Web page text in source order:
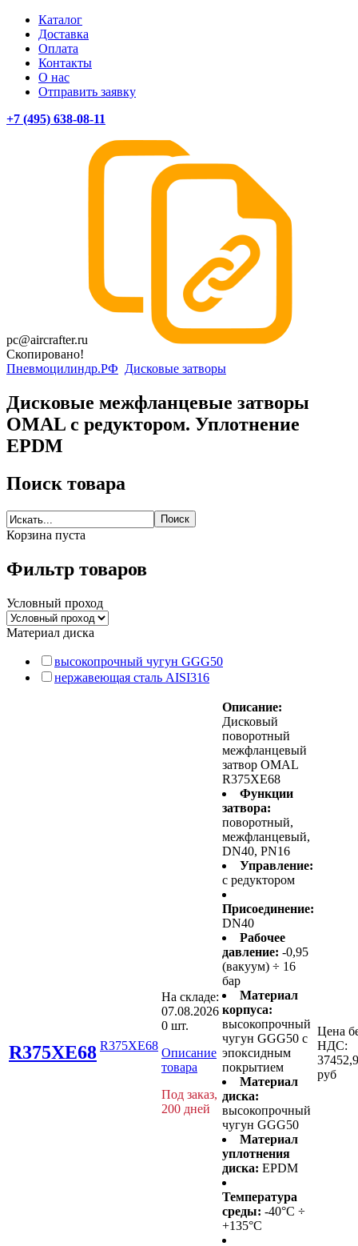
Каталог
Доставка
Оплата
Контакты
О нас
Отправить заявку
+7 (495) 638-08-11
pc@aircrafter.ru
Скопировано!
Пневмоцилиндр.РФ Дисковые затворы
Дисковые межфланцевые затворы
OMAL c редуктором. Уплотнение
EPDM
Поиск товара
Корзина пуста
Фильтр товаров
Условный проход
Материал диска
высокопрочный чугун GGG50
нержавеющая сталь AISI316
R375XE68 R375XE68
На складе:
07.08.2026
0 шт.
Описание
товара
Под заказ,
200 дней
Описание:
Дисковый
поворотный
межфланцевый
затвор OMAL
R375XE68
Функции
затвора:
поворотный,
межфланцевый,
DN40, PN16
Управление:
с редуктором
Присоединение:
DN40
Рабочее
давление: -0,95
(вакуум) ÷ 16
бар
Материал
корпуса:
высокопрочный
чугун GGG50 с
эпоксидным
покрытием
Материал
диска:
высокопрочный
чугун GGG50
Материал
уплотнения
диска: EPDM
Температура
среды: -40°C ÷
+135°C
Цена
НДС:
руб